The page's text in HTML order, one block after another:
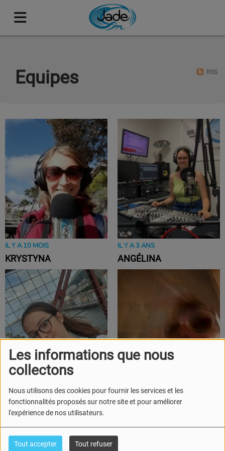
Les informations que nous
collectons
Nous utilisons des cookies pour fournir les services et les
fonctionnalités proposés sur notre site et pour améliorer
l'expérience de nos utilisateurs.
Tout accepter Tout refuser
Equipes RSS
IL Y A 10 MOIS
KRYSTYNA
IL Y A 3 ANS
ANGÉLINA
IL Y A 3 ANS
AMANDINE
IL Y A 3 ANS
ROMAIN